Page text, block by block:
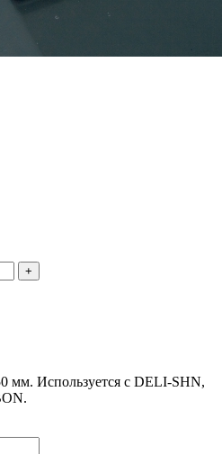
+
мм. Используется с DELI-SHN,